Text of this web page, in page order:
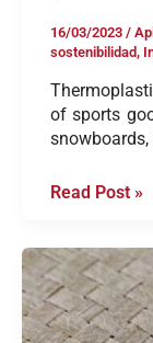
16/03/2023 /
sostenibilidad,
of sports
deportivos?
Read Post »
Soluciones
naturales
para
aplicaciones